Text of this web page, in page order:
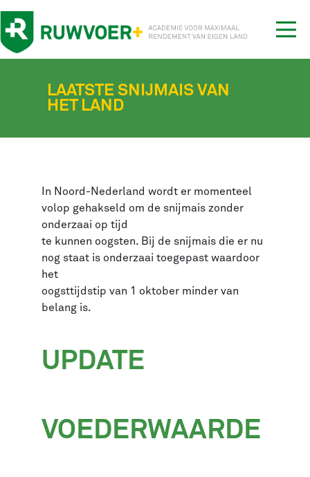
LAATSTE SNIJMAIS VAN
HET LAND
In Noord-Nederland wordt er momenteel
volop gehakseld om de snijmais zonder
onderzaai op tijd
te kunnen oogsten. Bij de snijmais die er nu
nog staat is onderzaai toegepast waardoor
het
oogsttijdstip van 1 oktober minder van
belang is.
UPDATE
VOEDERWAARDE